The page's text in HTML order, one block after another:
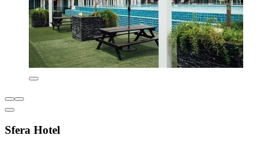
Sfera Hotel